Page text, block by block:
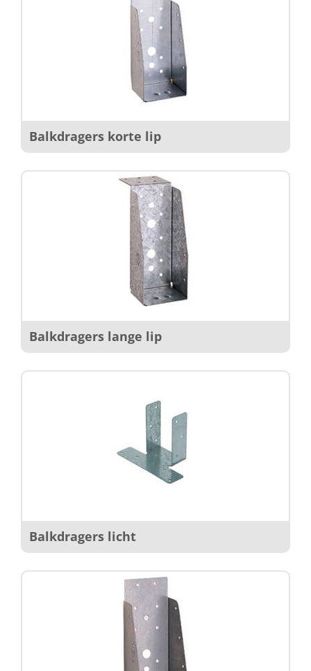
Balkdragers korte lip
Balkdragers lange lip
Balkdragers licht